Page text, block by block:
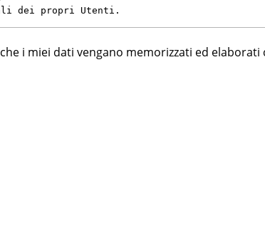
i miei dati vengano memorizzati ed